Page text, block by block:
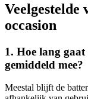
occasion
1. Hoe lang
gemiddeld mee?
Meestal blijft de